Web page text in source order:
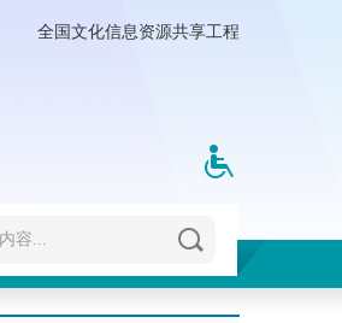
全国文化信息资源共享工程